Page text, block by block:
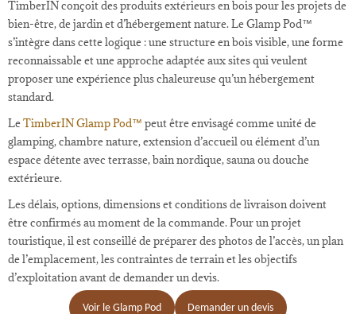
TimberIN conçoit des produits extérieurs en bois pour les projets de
bien-être, de jardin et d’hébergement nature. Le Glamp Pod™
s’intègre dans cette logique : une structure en bois visible, une forme
reconnaissable et une approche adaptée aux sites qui veulent
proposer une expérience plus chaleureuse qu’un hébergement
standard.
LeTimberIN Glamp Pod™ peut être envisagé comme unité de
glamping, chambre nature, extension d’accueil ou élément d’un
espace détente avec terrasse, bain nordique, sauna ou douche
extérieure.
Les délais, options, dimensions et conditions de livraison doivent
être confirmés au moment de la commande. Pour un projet
touristique, il est conseillé de préparer des photos de l’accès, un plan
de l’emplacement, les contraintes de terrain et les objectifs
d’exploitation avant de demander un devis.
Voir le Glamp Pod Demander un devis